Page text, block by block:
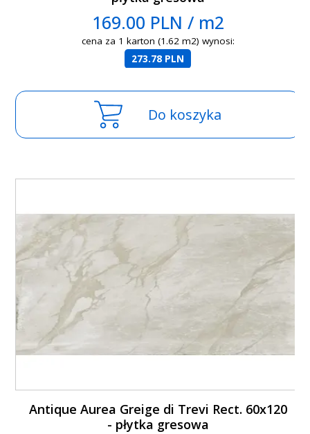
169.00 PLN / m2
cena za 1 karton (1.62 m2) wynosi:
273.78 PLN
Do koszyka
Antique Aurea Greige di Trevi Rect. 60x120
- płytka gresowa